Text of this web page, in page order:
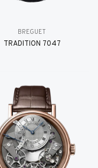
BREGUET
TRADITION 7047